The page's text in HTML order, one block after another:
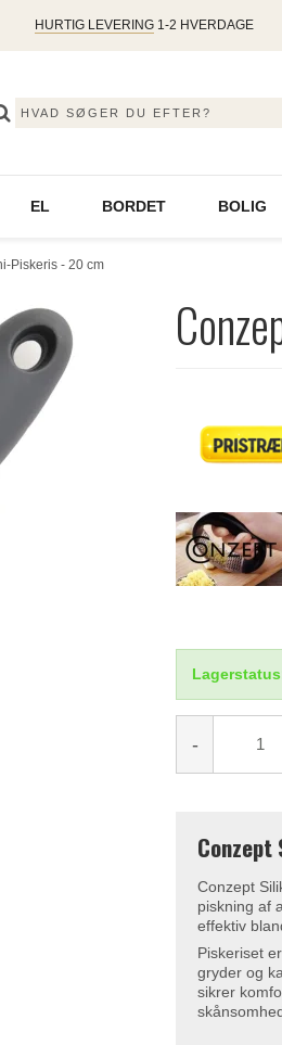
HURTIG LEVERING1-2 HVERDAGE
EL BORDET BOLIG
Piskeris - 20 cm
-
Conzept
piskning af
effektiv
Piskeriset
gryder og
sikrer